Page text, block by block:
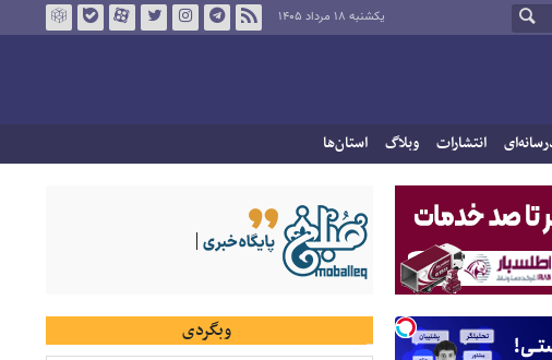
یکشنبه ۱۸ مرداد ۱۴۰۵
انتشارات وبلاگ استان‌ها
وبگردی